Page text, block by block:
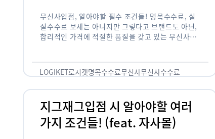
무신사입점, 알아야할 필수 조건들! 명목수수료, 실
질수수료 보세는 아니지만 그렇다고 브랜드도 아닌,
합리적인 가격에 적절한 품질을 갖고 있는 무신사!
LOGIKET로지켓명목수수료무신사무신사수수료
지그재그입점 시 알아야할 여러
가지 조건들! (feat. 자사몰)